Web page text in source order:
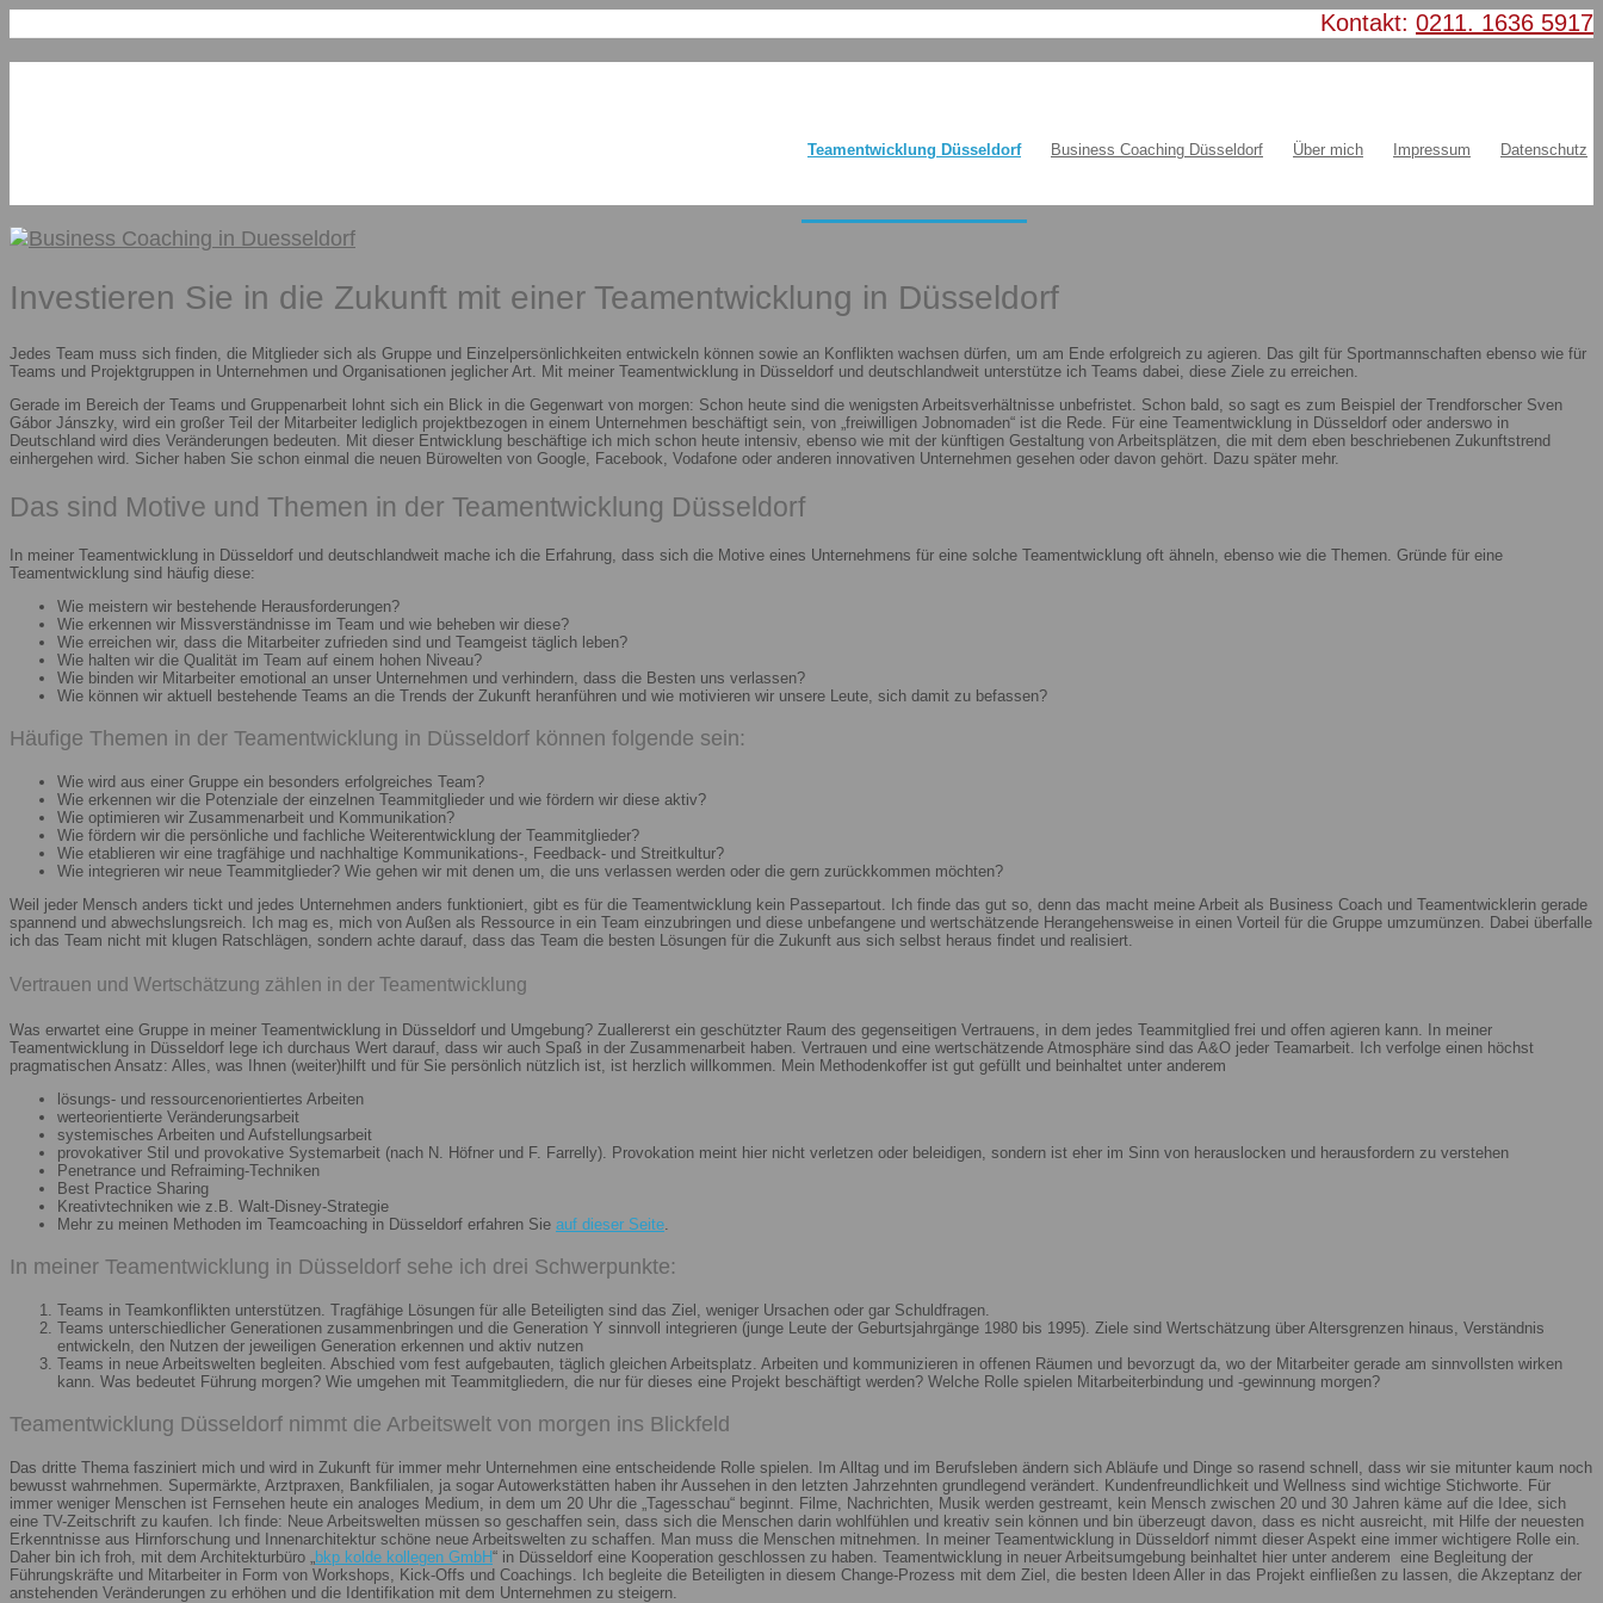
Kontakt: 0211. 1636 5917
Teamentwicklung Düsseldorf Business Coaching Düsseldorf Über mich Impressum Datenschutz
Investieren Sie in die Zukunft mit einer Teamentwicklung in Düsseldorf
Jedes Team muss sich finden, die Mitglieder sich als Gruppe und Einzelpersönlichkeiten entwickeln können sowie an Konflikten wachsen dürfen, um am Ende erfolgreich zu agieren. Das gilt für Sportmannschaften ebenso wie für
Teams und Projektgruppen in Unternehmen und Organisationen jeglicher Art. Mit meiner Teamentwicklung in Düsseldorf und deutschlandweit unterstütze ich Teams dabei, diese Ziele zu erreichen.
Gerade im Bereich der Teams und Gruppenarbeit lohnt sich ein Blick in die Gegenwart von morgen: Schon heute sind die wenigsten Arbeitsverhältnisse unbefristet. Schon bald, so sagt es zum Beispiel der Trendforscher Sven
Gábor Jánszky, wird ein großer Teil der Mitarbeiter lediglich projektbezogen in einem Unternehmen beschäftigt sein, von „freiwilligen Jobnomaden“ ist die Rede. Für eine Teamentwicklung in Düsseldorf oder anderswo in
Deutschland wird dies Veränderungen bedeuten. Mit dieser Entwicklung beschäftige ich mich schon heute intensiv, ebenso wie mit der künftigen Gestaltung von Arbeitsplätzen, die mit dem eben beschriebenen Zukunftstrend
einhergehen wird. Sicher haben Sie schon einmal die neuen Bürowelten von Google, Facebook, Vodafone oder anderen innovativen Unternehmen gesehen oder davon gehört. Dazu später mehr.
Das sind Motive und Themen in der Teamentwicklung Düsseldorf
In meiner Teamentwicklung in Düsseldorf und deutschlandweit mache ich die Erfahrung, dass sich die Motive eines Unternehmens für eine solche Teamentwicklung oft ähneln, ebenso wie die Themen. Gründe für eine
Teamentwicklung sind häufig diese:
Wie meistern wir bestehende Herausforderungen?
Wie erkennen wir Missverständnisse im Team und wie beheben wir diese?
Wie erreichen wir, dass die Mitarbeiter zufrieden sind und Teamgeist täglich leben?
Wie halten wir die Qualität im Team auf einem hohen Niveau?
Wie binden wir Mitarbeiter emotional an unser Unternehmen und verhindern, dass die Besten uns verlassen?
Wie können wir aktuell bestehende Teams an die Trends der Zukunft heranführen und wie motivieren wir unsere Leute, sich damit zu befassen?
Häufige Themen in der Teamentwicklung in Düsseldorf können folgende sein:
Wie wird aus einer Gruppe ein besonders erfolgreiches Team?
Wie erkennen wir die Potenziale der einzelnen Teammitglieder und wie fördern wir diese aktiv?
Wie optimieren wir Zusammenarbeit und Kommunikation?
Wie fördern wir die persönliche und fachliche Weiterentwicklung der Teammitglieder?
Wie etablieren wir eine tragfähige und nachhaltige Kommunikations-, Feedback- und Streitkultur?
Wie integrieren wir neue Teammitglieder? Wie gehen wir mit denen um, die uns verlassen werden oder die gern zurückkommen möchten?
Weil jeder Mensch anders tickt und jedes Unternehmen anders funktioniert, gibt es für die Teamentwicklung kein Passepartout. Ich finde das gut so, denn das macht meine Arbeit als Business Coach und Teamentwicklerin gerade
spannend und abwechslungsreich. Ich mag es, mich von Außen als Ressource in ein Team einzubringen und diese unbefangene und wertschätzende Herangehensweise in einen Vorteil für die Gruppe umzumünzen. Dabei überfalle
ich das Team nicht mit klugen Ratschlägen, sondern achte darauf, dass das Team die besten Lösungen für die Zukunft aus sich selbst heraus findet und realisiert.
Vertrauen und Wertschätzung zählen in der Teamentwicklung
Was erwartet eine Gruppe in meiner Teamentwicklung in Düsseldorf und Umgebung? Zuallererst ein geschützter Raum des gegenseitigen Vertrauens, in dem jedes Teammitglied frei und offen agieren kann. In meiner
Teamentwicklung in Düsseldorf lege ich durchaus Wert darauf, dass wir auch Spaß in der Zusammenarbeit haben. Vertrauen und eine wertschätzende Atmosphäre sind das A&O jeder Teamarbeit. Ich verfolge einen höchst
pragmatischen Ansatz: Alles, was Ihnen (weiter)hilft und für Sie persönlich nützlich ist, ist herzlich willkommen. Mein Methodenkoffer ist gut gefüllt und beinhaltet unter anderem
lösungs- und ressourcenorientiertes Arbeiten
werteorientierte Veränderungsarbeit
systemisches Arbeiten und Aufstellungsarbeit
provokativer Stil und provokative Systemarbeit (nach N. Höfner und F. Farrelly). Provokation meint hier nicht verletzen oder beleidigen, sondern ist eher im Sinn von herauslocken und herausfordern zu verstehen
Penetrance und Refraiming-Techniken
Best Practice Sharing
Kreativtechniken wie z.B. Walt-Disney-Strategie
Mehr zu meinen Methoden im Teamcoaching in Düsseldorf erfahren Sie auf dieser Seite.
In meiner Teamentwicklung in Düsseldorf sehe ich drei Schwerpunkte:
Teams in Teamkonflikten unterstützen. Tragfähige Lösungen für alle Beteiligten sind das Ziel, weniger Ursachen oder gar Schuldfragen.
Teams unterschiedlicher Generationen zusammenbringen und die Generation Y sinnvoll integrieren (junge Leute der Geburtsjahrgänge 1980 bis 1995). Ziele sind Wertschätzung über Altersgrenzen hinaus, Verständnis
entwickeln, den Nutzen der jeweiligen Generation erkennen und aktiv nutzen
Teams in neue Arbeitswelten begleiten. Abschied vom fest aufgebauten, täglich gleichen Arbeitsplatz. Arbeiten und kommunizieren in offenen Räumen und bevorzugt da, wo der Mitarbeiter gerade am sinnvollsten wirken
kann. Was bedeutet Führung morgen? Wie umgehen mit Teammitgliedern, die nur für dieses eine Projekt beschäftigt werden? Welche Rolle spielen Mitarbeiterbindung und -gewinnung morgen?
Teamentwicklung Düsseldorf nimmt die Arbeitswelt von morgen ins Blickfeld
Das dritte Thema fasziniert mich und wird in Zukunft für immer mehr Unternehmen eine entscheidende Rolle spielen. Im Alltag und im Berufsleben ändern sich Abläufe und Dinge so rasend schnell, dass wir sie mitunter kaum noch
bewusst wahrnehmen. Supermärkte, Arztpraxen, Bankfilialen, ja sogar Autowerkstätten haben ihr Aussehen in den letzten Jahrzehnten grundlegend verändert. Kundenfreundlichkeit und Wellness sind wichtige Stichworte. Für
immer weniger Menschen ist Fernsehen heute ein analoges Medium, in dem um 20 Uhr die „Tagesschau“ beginnt. Filme, Nachrichten, Musik werden gestreamt, kein Mensch zwischen 20 und 30 Jahren käme auf die Idee, sich
eine TV-Zeitschrift zu kaufen. Ich finde: Neue Arbeitswelten müssen so geschaffen sein, dass sich die Menschen darin wohlfühlen und kreativ sein können und bin überzeugt davon, dass es nicht ausreicht, mit Hilfe der neuesten
Erkenntnisse aus Hirnforschung und Innenarchitektur schöne neue Arbeitswelten zu schaffen. Man muss die Menschen mitnehmen. In meiner Teamentwicklung in Düsseldorf nimmt dieser Aspekt eine immer wichtigere Rolle ein.
Daher bin ich froh, mit dem Architekturbüro „bkp kolde kollegen GmbH“ in Düsseldorf eine Kooperation geschlossen zu haben. Teamentwicklung in neuer Arbeitsumgebung beinhaltet hier unter anderem eine Begleitung der
Führungskräfte und Mitarbeiter in Form von Workshops, Kick-Offs und Coachings. Ich begleite die Beteiligten in diesem Change-Prozess mit dem Ziel, die besten Ideen Aller in das Projekt einfließen zu lassen, die Akzeptanz der
anstehenden Veränderungen zu erhöhen und die Identifikation mit dem Unternehmen zu steigern.